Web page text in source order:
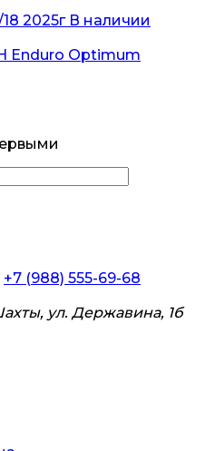
2025г В наличии
Enduro Optimum
+7 (988) 555-69-68
ул. Державина, 1б